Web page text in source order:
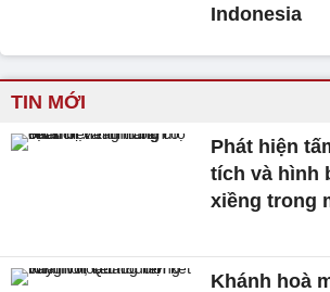
Indonesia
TIN MỚI
Phát hiện
tích và hình
xiềng trong
Khánh hoà